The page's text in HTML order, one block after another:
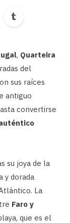
, Quarteira
del
sus raíces
antiguo
convertirse
su joya de la
y dorada
La
Faro y
que es el